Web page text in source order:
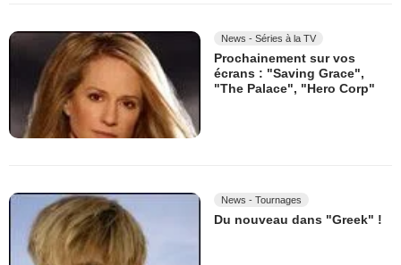
News - Séries à la TV
Prochainement sur vos
écrans : "Saving Grace",
"The Palace", "Hero Corp"
News - Tournages
Du nouveau dans "Greek" !